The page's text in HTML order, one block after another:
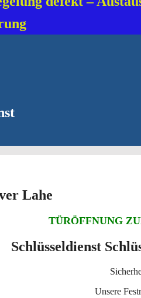
Lahe
TÜRÖFFNUNG
Schlüsseldienst
Unsere